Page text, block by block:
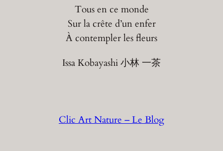
Tous en ce monde
Sur la crête d’un enfer
À contempler les fleurs
Issa Kobayashi 小林 一茶
Clic Art Nature – Le Blog